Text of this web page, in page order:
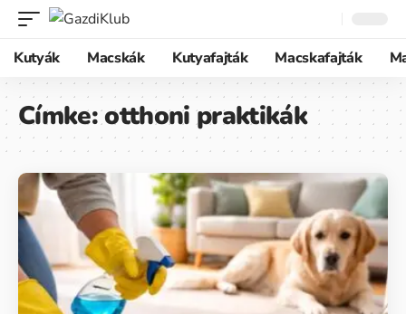
Kutyák Macskák Kutyafajták Macskafajták
Címke:otthoni praktikák